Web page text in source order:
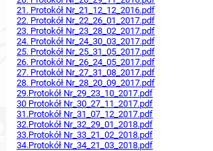
21. Protokół Nr_21_12_12_2016.pdf
22. Protokół Nr_22_26_01_2017.pdf
23. Protokół Nr_23_28_02_2017.pdf
24. Protokół Nr_24_30_03_2017.pdf
25. Protokół Nr_25_31_05_2017.pdf
26. Protokół Nr_26_24_05_2017.pdf
27. Protokół Nr_27_31_08_2017.pdf
28. Protokół Nr_28_20_09_2017.pdf
29.Protokół Nr_29_23_10_2017.pdf
30 Protokół Nr_30_27_11_2017.pdf
31.Protokół Nr_31_07_12_2017.pdf
32.Protokół Nr_32_29_01_2018.pdf
33.Protokół Nr_33_21_02_2018.pdf
34.Protokół Nr_34_21_03_2018.pdf